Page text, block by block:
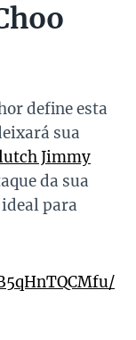
define esta
sua
Jimmy
da sua
para